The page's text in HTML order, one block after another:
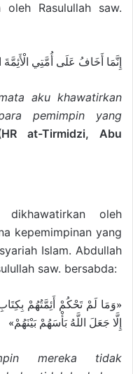
oleh Rasulullah saw.
إِنَّمَا أَخَافُ عَلَى أُمَّتِي
aku khawatirkan
pemimpin yang
at-Tirmidzi, Abu
dikhawatirkan oleh
kepemimpinan yang
Islam. Abdullah
saw. bersabda:
«وَمَا لَمْ تَحْكُمْ أَئِمَّتُهُمْ
إِلَّا جَعَلَ اللَّهُ بَأْسَهُمْ بَيْنَهُمْ»
mereka tidak